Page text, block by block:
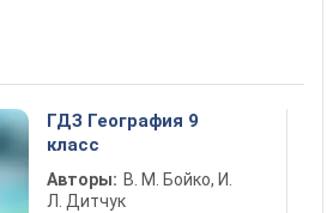
ГДЗ География 9
класс
Авторы: В. М. Бойко, И.
Л. Дитчук